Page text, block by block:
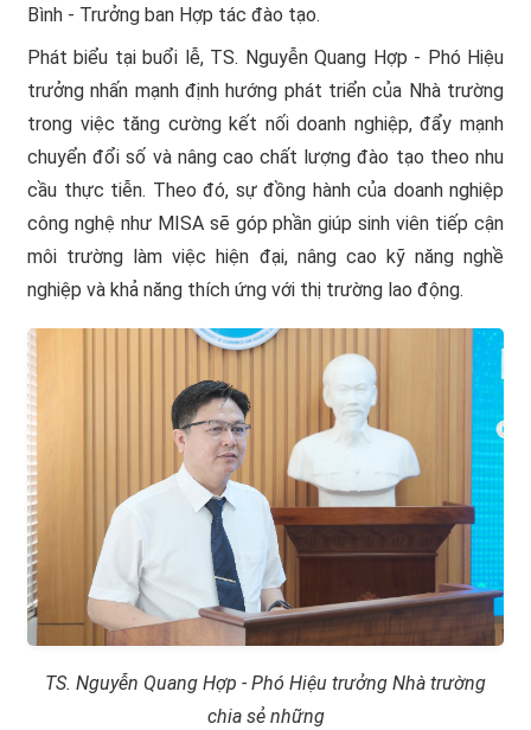
Bình - Trưởng ban Hợp tác đào tạo.
Phát biểu tại buổi lễ, TS. Nguyễn Quang Hợp - Phó Hiệu
trưởng nhấn mạnh định hướng phát triển của Nhà trường
trong việc tăng cường kết nối doanh nghiệp, đẩy mạnh
chuyển đổi số và nâng cao chất lượng đào tạo theo nhu
cầu thực tiễn. Theo đó, sự đồng hành của doanh nghiệp
công nghệ như MISA sẽ góp phần giúp sinh viên tiếp cận
môi trường làm việc hiện đại, nâng cao kỹ năng nghề
nghiệp và khả năng thích ứng với thị trường lao động.
TS. Nguyễn Quang Hợp - Phó Hiệu trưởng Nhà trường
chia sẻ những